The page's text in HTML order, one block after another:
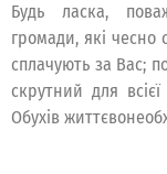
Будь ласка,
громади, які чесно
сплачують за Вас;
скрутний для
Обухів